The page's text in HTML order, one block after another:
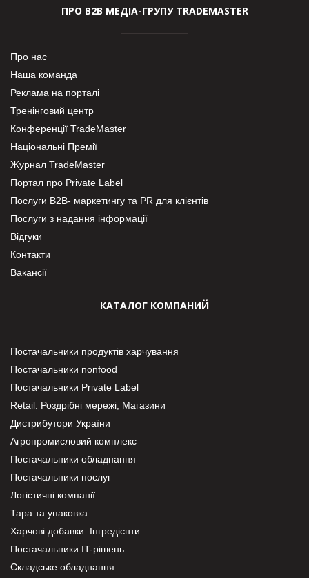
ПРО В2В МЕДІА-ГРУПУ TRADEMASTER
Про нас
Наша команда
Реклама на порталі
Тренінговий центр
Конференції TradeMaster
Національні Премії
Журнал TradeMaster
Портал про Private Label
Послуги В2В- маркетингу та PR для клієнтів
Послуги з надання інформації
Відгуки
Контакти
Вакансії
КАТАЛОГ КОМПАНИЙ
Постачальники продуктів харчування
Постачальники nonfood
Постачальники Private Label
Retail. Роздрібні мережі, Магазини
Дистрибутори України
Агропромисловий комплекс
Постачальники обладнання
Постачальники послуг
Логістичні компанії
Тара та упаковка
Харчові добавки. Інгредієнти.
Постачальники IT-рішень
Складське обладнання